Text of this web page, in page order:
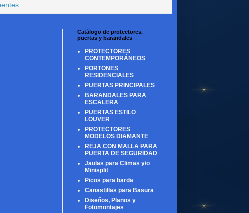
Catálogo de protectores,
puertas y barandales
PROTECTORES
CONTEMPORÁNEOS
PORTONES
RESIDENCIALES
PUERTAS PRINCIPALES
BARANDALES PARA
ESCALERA
PUERTAS ESTILO
LOUVER
PROTECTORES
MODELOS DIAMANTE
REJA CON MALLA PARA
PUERTA DE SEGURIDAD
Jaulas para Climas y/o
Minisplit
Picos para barda
Canastillas para Basura
Diseños, Planos y
Fotomontajes